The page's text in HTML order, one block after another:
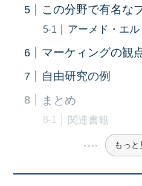
この分野で有名な
アーメド・エ
マーケィングの観
自由研究の例
まとめ
関連書籍
もっと